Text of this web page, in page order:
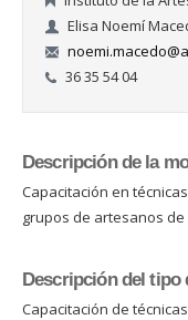
Elisa Noemí
36 35 54 04
Descripción de la
Capacitación en
grupos de artesanos
Descripción del tipo
Capacitación de